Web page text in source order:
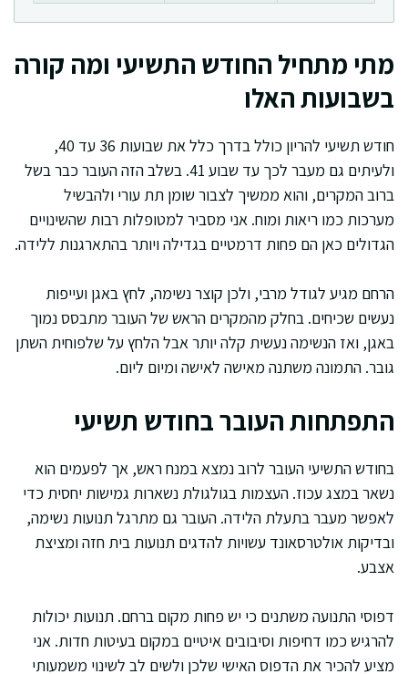
מתי מתחיל החודש התשיעי ומה קורה
בשבועות האלו
חודש תשיעי להריון כולל בדרך כלל את שבועות 36 עד 40,
ולעיתים גם מעבר לכך עד שבוע 41. בשלב הזה העובר כבר בשל
ברוב המקרים, והוא ממשיך לצבור שומן תת עורי ולהבשיל
מערכות כמו ריאות ומוח. אני מסביר למטופלות רבות שהשינויים
הגדולים כאן הם פחות דרמטיים בגדילה ויותר בהתארגנות ללידה.
הרחם מגיע לגודל מרבי, ולכן קוצר נשימה, לחץ באגן ועייפות
נעשים שכיחים. בחלק מהמקרים הראש של העובר מתבסס נמוך
באגן, ואז הנשימה נעשית קלה יותר אבל הלחץ על שלפוחית השתן
גובר. התמונה משתנה מאישה לאישה ומיום ליום.
התפתחות העובר בחודש תשיעי
בחודש התשיעי העובר לרוב נמצא במנח ראש, אך לפעמים הוא
נשאר במצג עכוז. העצמות בגולגולת נשארות גמישות יחסית כדי
לאפשר מעבר בתעלת הלידה. העובר גם מתרגל תנועות נשימה,
ובדיקות אולטרסאונד עשויות להדגים תנועות בית חזה ומציצת
אצבע.
דפוסי התנועה משתנים כי יש פחות מקום ברחם. תנועות יכולות
להרגיש כמו דחיפות וסיבובים איטיים במקום בעיטות חדות. אני
מציע להכיר את הדפוס האישי שלכן ולשים לב לשינוי משמעותי